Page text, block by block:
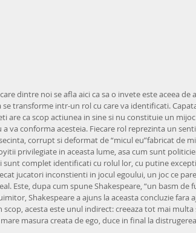
dintre noi se afla aici ca sa o invete este aceea de
se transforme intr-un rol cu care va identificati.
are ca scop actiunea in sine si nu constituie un
va conforma acesteia. Fiecare rol reprezinta un
corrupt si deformat de “micul eu”fabricat de
privilegiate in aceasta lume, asa cum sunt
sunt complet identificati cu rolul lor, cu putine
jucatori inconstienti in jocul egoului, un joc ce
Este, dupa cum spune Shakespeare, “un basm de
Shakespeare a ajuns la aceasta concluzie
acesta este unul indirect: creeaza tot mai
masura creata de ego, duce in final la